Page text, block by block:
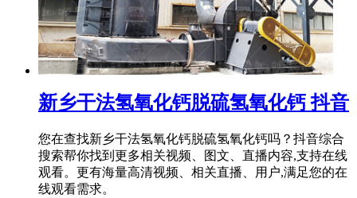
新乡干法氢氧化钙脱硫氢氧化钙 抖音
您在查找新乡干法氢氧化钙脱硫氢氧化钙吗？抖音综合
搜索帮你找到更多相关视频、图文、直播内容,支持在线
观看。更有海量高清视频、相关直播、用户,满足您的在
线观看需求。